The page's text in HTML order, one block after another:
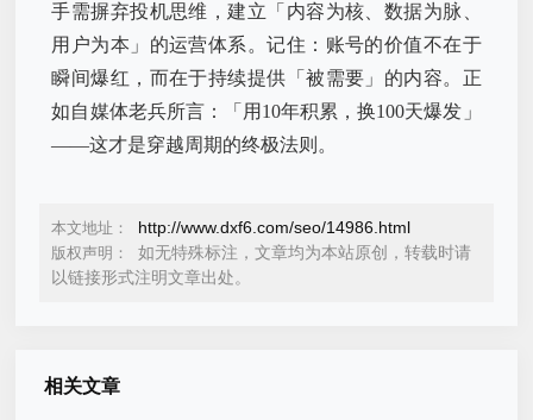
手需摒弃投机思维，建立「内容为核、数据为脉、
用户为本」的运营体系。记住：账号的价值不在于
瞬间爆红，而在于持续提供「被需要」的内容。正
如自媒体老兵所言：「用10年积累，换100天爆发」
——这才是穿越周期的终极法则。
本文地址： http://www.dxf6.com/seo/14986.html
版权声明：
如无特殊标注，文章均为本站原创，转载时请
以链接形式注明文章出处。
相关文章